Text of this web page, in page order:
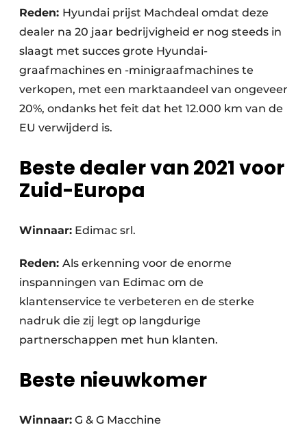
Reden: Hyundai prijst Machdeal omdat deze
dealer na 20 jaar bedrijvigheid er nog steeds in
slaagt met succes grote Hyundai-
graafmachines en -minigraafmachines te
verkopen, met een marktaandeel van ongeveer
20%, ondanks het feit dat het 12.000 km van de
EU verwijderd is.
Beste dealer van 2021 voor
Zuid-Europa
Winnaar: Edimac srl.
Reden: Als erkenning voor de enorme
inspanningen van Edimac om de
klantenservice te verbeteren en de sterke
nadruk die zij legt op langdurige
partnerschappen met hun klanten.
Beste nieuwkomer
Winnaar: G & G Macchine